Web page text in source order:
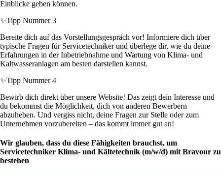
Einblicke geben können.
✨Tipp Nummer 3
Bereite dich auf das Vorstellungsgespräch vor! Informiere dich über
typische Fragen für Servicetechniker und überlege dir, wie du deine
Erfahrungen in der Inbetriebnahme und Wartung von Klima- und
Kaltwasseranlagen am besten darstellen kannst.
✨Tipp Nummer 4
Bewirb dich direkt über unsere Website! Das zeigt dein Interesse und
du bekommst die Möglichkeit, dich von anderen Bewerbern
abzuheben. Und vergiss nicht, deine Fragen zur Stelle oder zum
Unternehmen vorzubereiten – das kommt immer gut an!
Wir glauben, dass du diese Fähigkeiten brauchst, um
Servicetechniker Klima- und Kältetechnik (m/w/d) mit Bravour zu
bestehen